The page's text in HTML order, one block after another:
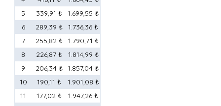
5
339,91 ₺
1.699,55 ₺
6
289,39 ₺
1.736,36 ₺
7
255,82 ₺
1.790,71 ₺
8
226,87 ₺
1.814,99 ₺
9
206,34 ₺ 1.857,04 ₺
10
190,11 ₺
1.901,08 ₺
11
177,02 ₺
1.947,26 ₺